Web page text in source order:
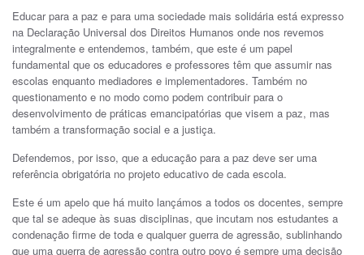
Educar para a paz e para uma sociedade mais solidária está expresso
na Declaração Universal dos Direitos Humanos onde nos revemos
integralmente e entendemos, também, que este é um papel
fundamental que os educadores e professores têm que assumir nas
escolas enquanto mediadores e implementadores. Também no
questionamento e no modo como podem contribuir para o
desenvolvimento de práticas emancipatórias que visem a paz, mas
também a transformação social e a justiça.
Defendemos, por isso, que a educação para a paz deve ser uma
referência obrigatória no projeto educativo de cada escola.
Este é um apelo que há muito lançámos a todos os docentes, sempre
que tal se adeque às suas disciplinas, que incutam nos estudantes a
condenação firme de toda e qualquer guerra de agressão, sublinhando
que uma guerra de agressão contra outro povo é sempre uma decisão